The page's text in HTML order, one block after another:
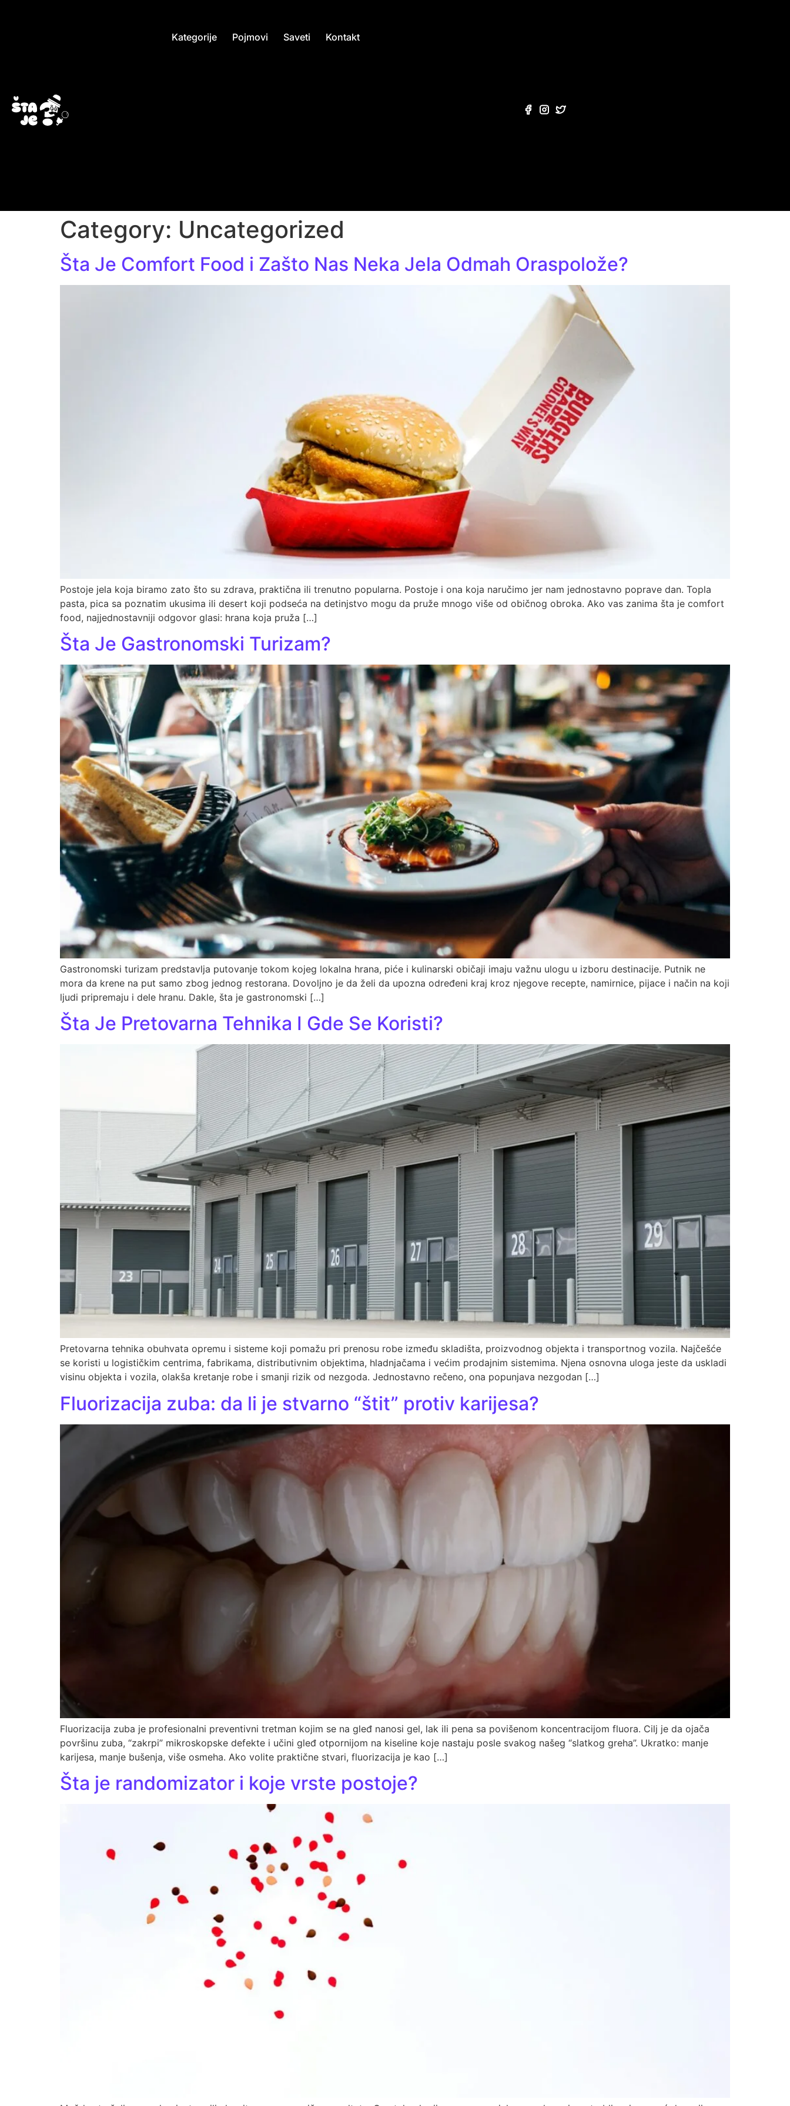
Kategorije Pojmovi Saveti Kontakt
Category: Uncategorized
Šta Je Comfort Food i Zašto Nas Neka Jela Odmah Oraspolože?
Postoje jela koja biramo zato što su zdrava, praktična ili trenutno popularna. Postoje i ona koja naručimo jer nam jednostavno poprave dan. Topla
pasta, pica sa poznatim ukusima ili desert koji podseća na detinjstvo mogu da pruže mnogo više od običnog obroka. Ako vas zanima šta je comfort
food, najjednostavniji odgovor glasi: hrana koja pruža […]
Šta Je Gastronomski Turizam?
Gastronomski turizam predstavlja putovanje tokom kojeg lokalna hrana, piće i kulinarski običaji imaju važnu ulogu u izboru destinacije. Putnik ne
mora da krene na put samo zbog jednog restorana. Dovoljno je da želi da upozna određeni kraj kroz njegove recepte, namirnice, pijace i način na koji
ljudi pripremaju i dele hranu. Dakle, šta je gastronomski […]
Šta Je Pretovarna Tehnika I Gde Se Koristi?
Pretovarna tehnika obuhvata opremu i sisteme koji pomažu pri prenosu robe između skladišta, proizvodnog objekta i transportnog vozila. Najčešće
se koristi u logističkim centrima, fabrikama, distributivnim objektima, hladnjačama i većim prodajnim sistemima. Njena osnovna uloga jeste da uskladi
visinu objekta i vozila, olakša kretanje robe i smanji rizik od nezgoda. Jednostavno rečeno, ona popunjava nezgodan […]
Fluorizacija zuba: da li je stvarno “štit” protiv karijesa?
Fluorizacija zuba je profesionalni preventivni tretman kojim se na gleđ nanosi gel, lak ili pena sa povišenom koncentracijom fluora. Cilj je da ojača
površinu zuba, “zakrpi” mikroskopske defekte i učini gleđ otpornijom na kiseline koje nastaju posle svakog našeg “slatkog greha”. Ukratko: manje
karijesa, manje bušenja, više osmeha. Ako volite praktične stvari, fluorizacija je kao […]
Šta je randomizator i koje vrste postoje?